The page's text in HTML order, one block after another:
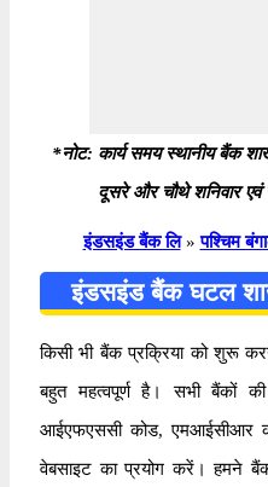
*नोट: कार्य समय स्थानीय बैंक
दूसरे और चौथे शनिवार एवं
इंडसइंड बैंक लि » पश्चिम
इंडसइंड बैंक घटल
किसी भी बैंक प्रक्रिया को शुरू
बहुत महत्वपूर्ण है। सभी बैंकों
आईएफएससी कोड, एमआईसीआर
वेबसाइट का प्रयोग करें। हमने